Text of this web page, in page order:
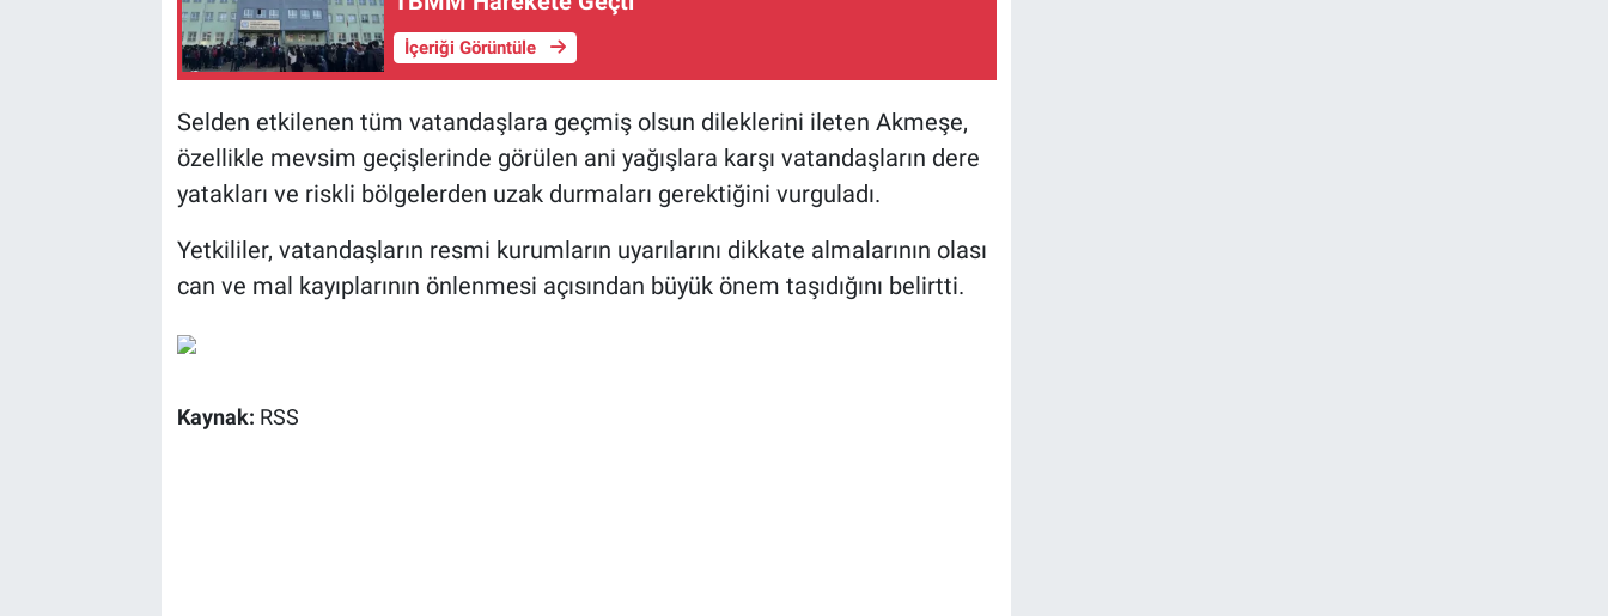
İçeriği Görüntüle
Selden etkilenen tüm vatandaşlara geçmiş olsun dileklerini ileten Akmeşe,
özellikle mevsim geçişlerinde görülen ani yağışlara karşı vatandaşların dere
yatakları ve riskli bölgelerden uzak durmaları gerektiğini vurguladı.
Yetkililer, vatandaşların resmi kurumların uyarılarını dikkate almalarının olası
can ve mal kayıplarının önlenmesi açısından büyük önem taşıdığını belirtti.
Kaynak: RSS